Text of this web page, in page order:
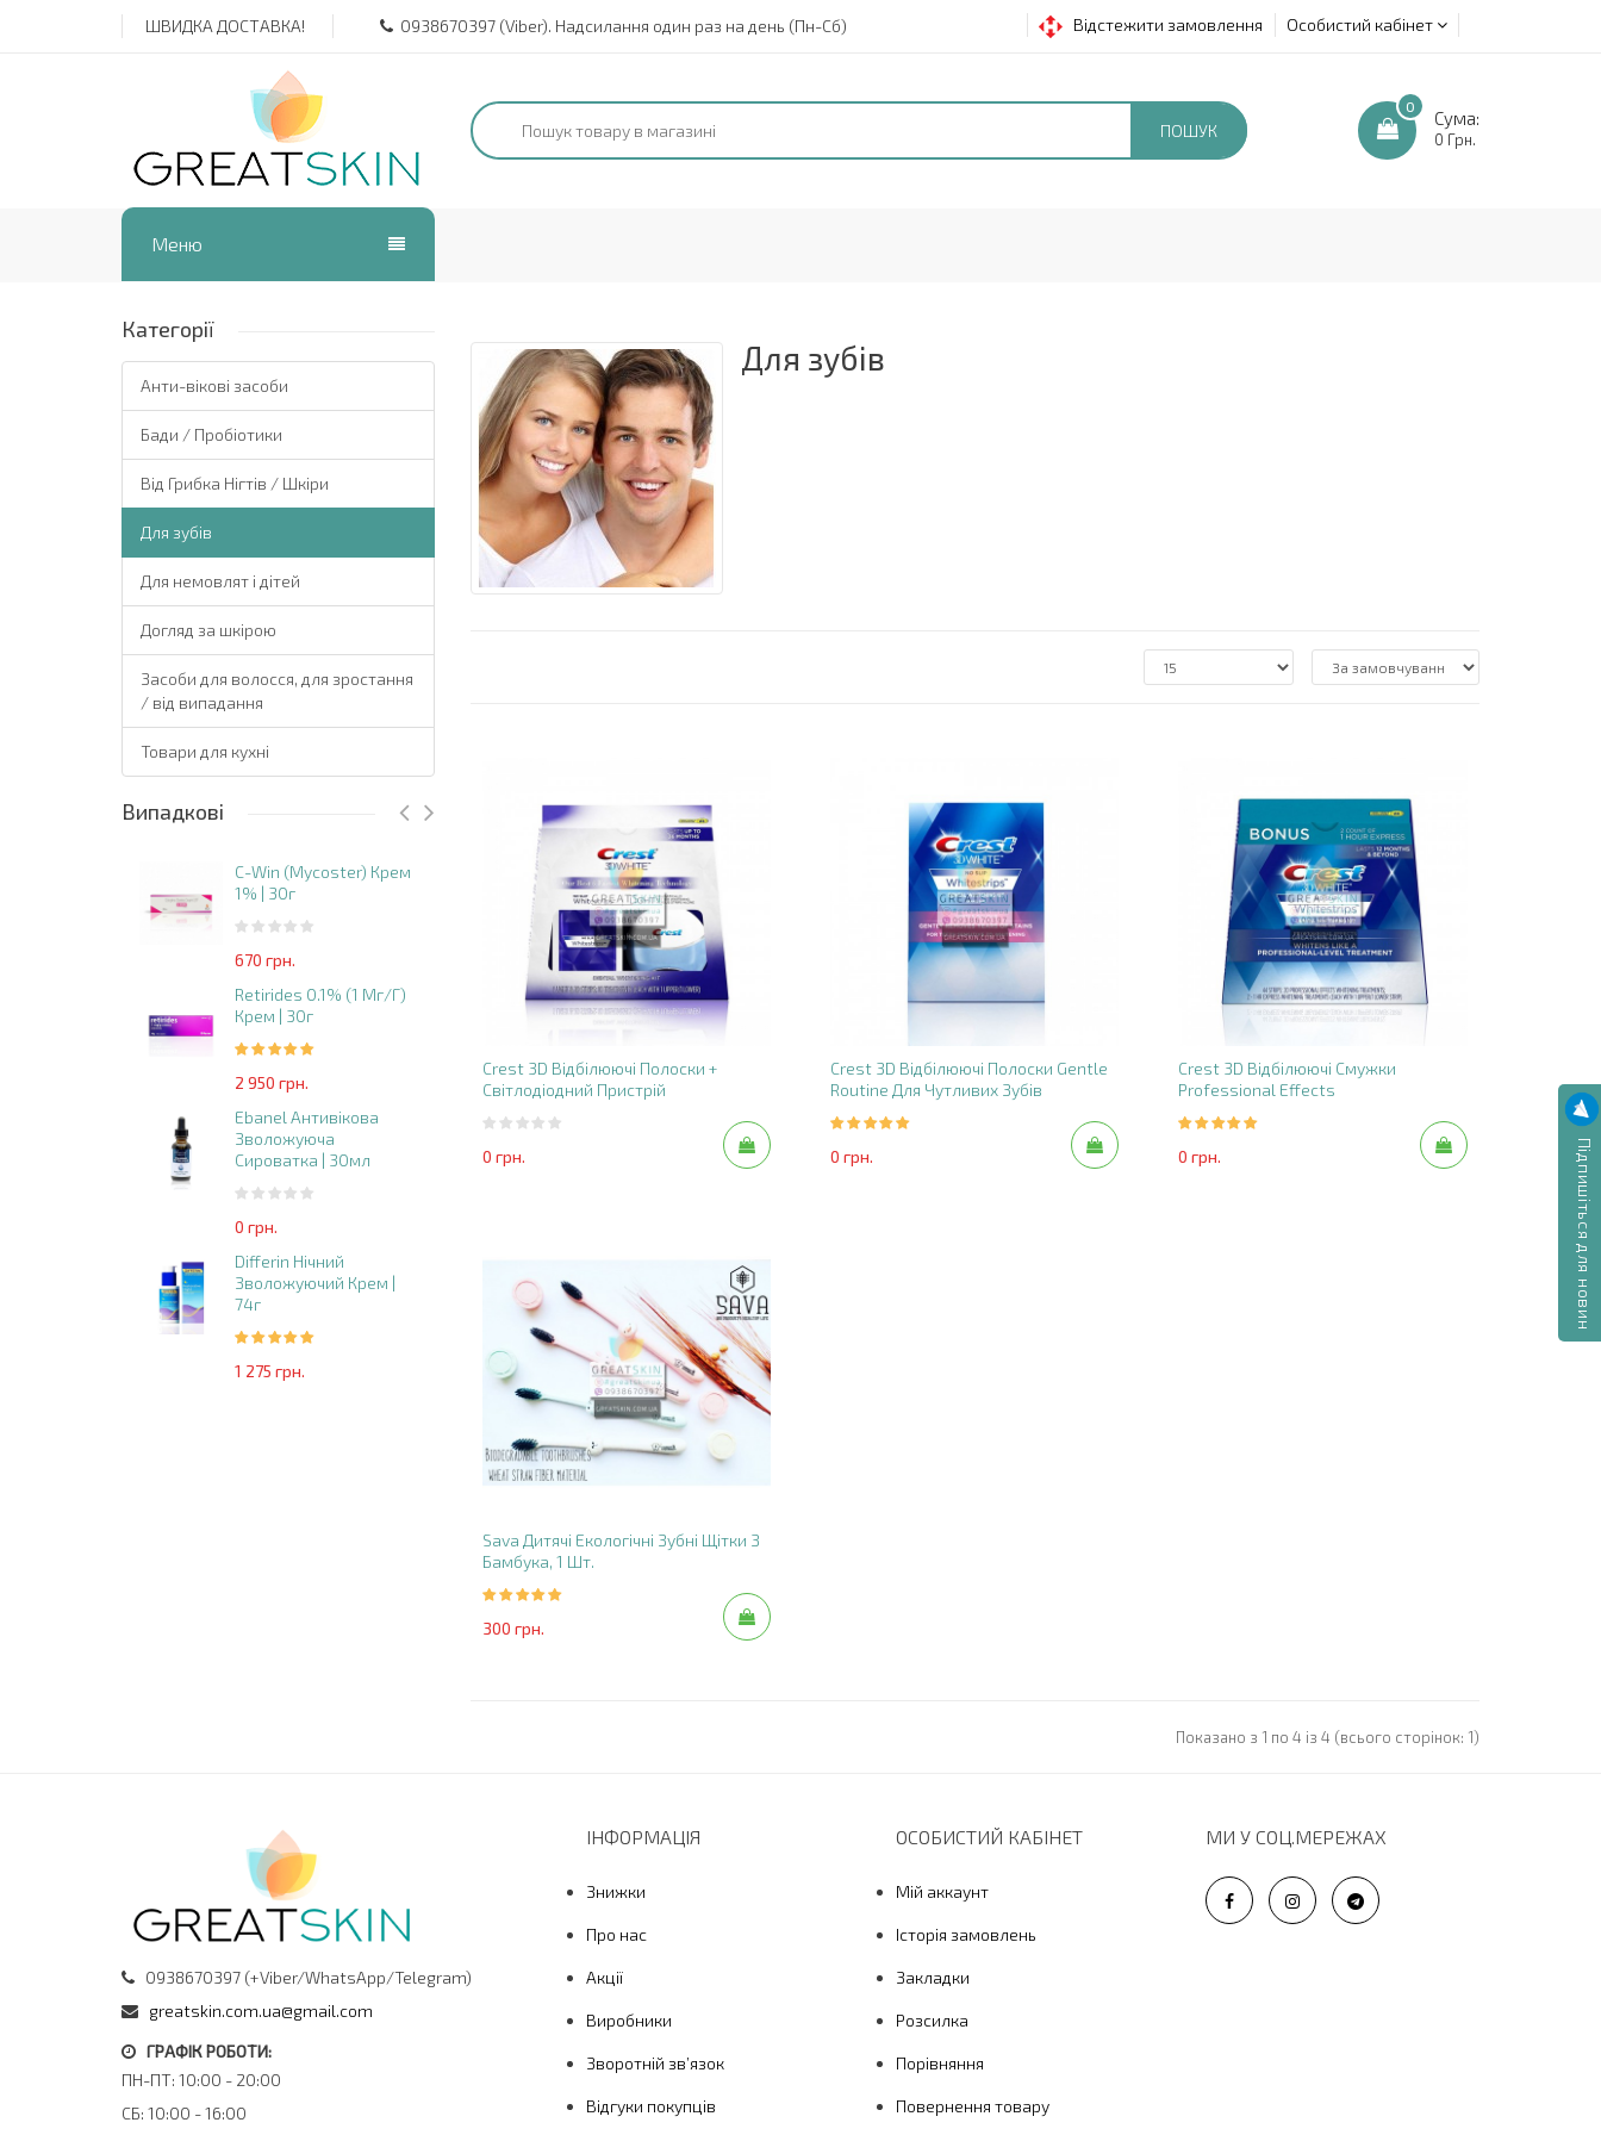
Підпишіться для новин
ШВИДКА ДОСТАВКА! 0938670397 (Viber). Надсилання один раз на день (Пн-Сб) Відстежити замовлення Особистий кабінет
ПОШУК
0
Сума:
0 Грн.
Меню
Для зубів
Категорії
Анти-вікові засоби
Бади / Пробіотики
Від Грибка Нігтів / Шкіри
Для зубів
Для немовлят і дітей
Догляд за шкірою
Засоби для волосся, для зростання
/ від випадання
Товари для кухні
Випадкові
C-Win (Mycoster) Крем
1% | 30г
670 грн.
Retirides 0.1% (1 Мг/г)
Крем | 30г
2 950 грн.
Ebanel Антивікова
Зволожуюча
Сироватка | 30мл
0 грн.
Differin Нічний
Зволожуючий Крем |
74г
1 275 грн.
Noruxol 1.2 МЕ / 0.52
МЕ + 0.24 МЕ | 30г
0 грн.
Erythego (Mirvaso) Гель
0.33% | 15г
0 грн.
Eqinon Forte 5%
8 000 грн.
Для зубів
Crest 3D Відбілюючі Полоски +
Світлодіодний Пристрій
0 грн.
Crest 3D Відбілюючі Полоски Gentle
Routine Для Чутливих Зубів
0 грн.
Crest 3D Відбілюючі Смужки
Professional Effects
0 грн.
Sava Дитячі Екологічні Зубні Щітки З
Бамбука, 1 Шт.
300 грн.
Показано з 1 по 4 із 4 (всього сторінок: 1)
0938670397 (+Viber/WhatsApp/Telegram)
greatskin.com.ua@gmail.com
ГРАФІК РОБОТИ:
ПН-ПТ: 10:00 - 20:00
СБ: 10:00 - 16:00
ІНФОРМАЦІЯ
Знижки
Про нас
Акції
Виробники
Зворотній зв’язок
Відгуки покупців
ОСОБИСТИЙ КАБІНЕТ
Мій аккаунт
Історія замовлень
Закладки
Розсилка
Порівняння
Повернення товару
МИ У СОЦ.МЕРЕЖАХ